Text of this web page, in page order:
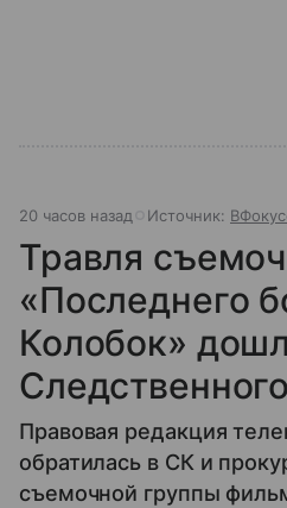
20 часов назад Источник:
Травля
«Последнего
Колобок»
Правовая редакция
обратилась в СК и
съемочной группы